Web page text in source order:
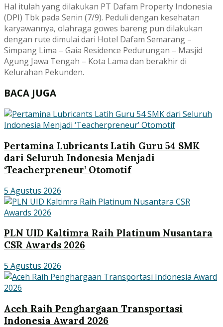
Hal itulah yang dilakukan PT Dafam Property Indonesia
(DPI) Tbk pada Senin (7/9). Peduli dengan kesehatan
karyawannya, olahraga gowes bareng pun dilakukan
dengan rute dimulai dari Hotel Dafam Semarang –
Simpang Lima – Gaia Residence Pedurungan – Masjid
Agung Jawa Tengah – Kota Lama dan berakhir di
Kelurahan Pekunden.
BACA JUGA
Pertamina Lubricants Latih Guru 54 SMK
dari Seluruh Indonesia Menjadi
‘Teacherpreneur’ Otomotif
5 Agustus 2026
PLN UID Kaltimra Raih Platinum Nusantara
CSR Awards 2026
5 Agustus 2026
Aceh Raih Penghargaan Transportasi
Indonesia Award 2026